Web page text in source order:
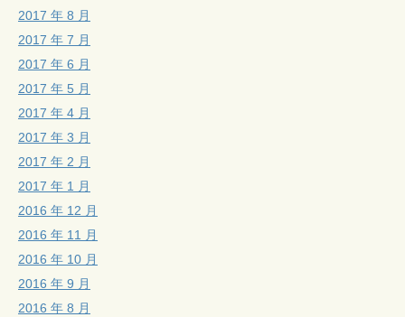
2017 年 8 月
2017 年 7 月
2017 年 6 月
2017 年 5 月
2017 年 4 月
2017 年 3 月
2017 年 2 月
2017 年 1 月
2016 年 12 月
2016 年 11 月
2016 年 10 月
2016 年 9 月
2016 年 8 月